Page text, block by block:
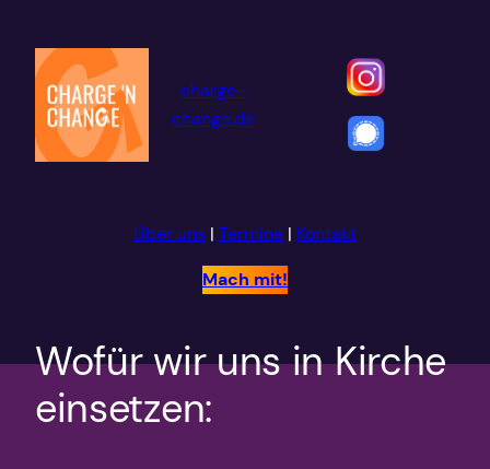
Inhalt
springen
charge-
change.de
Über uns | Termine | Kontakt
Mach mit!
Wofür wir uns in Kirche
einsetzen: